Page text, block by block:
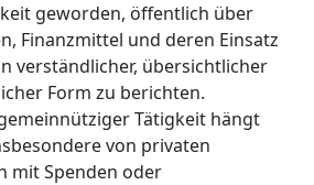
geworden, öffentlich über
Finanzmittel und deren Einsatz
verständlicher, übersichtlicher
Form zu berichten.
Tätigkeit hängt
von privaten
mit Spenden oder